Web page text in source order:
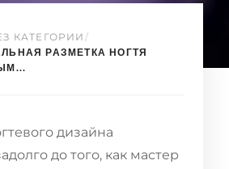
КАТЕГОРИИ/
РАЗМЕТКА НОГТЯ
дизайна
до того, как мастер